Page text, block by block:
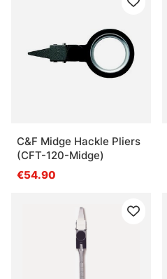
C&F Midge Hackle Pliers
(CFT-120-Midge)
€54.90